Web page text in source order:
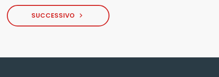
SUCCESSIVO navigate_next